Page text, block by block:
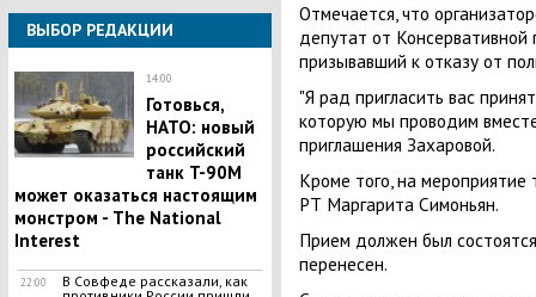
ВЫБОР РЕДАКЦИИ
14:00
Готовься,
НАТО: новый
российский
танк T-90M
может оказаться настоящим
монстром - The National
Interest
22:00
В Совфеде рассказали, как
Отмечается, что
депутат от
призывавший к отказу от
"Я рад пригласить вас
которую мы проводим
приглашения Захаровой.
Кроме того, на
РТ Маргарита Симоньян.
Прием должен был
перенесен.